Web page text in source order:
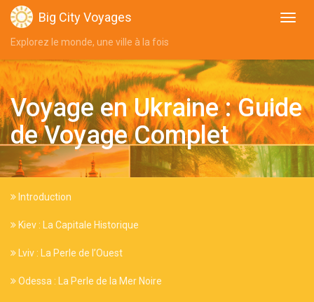
Big City Voyages
Explorez le monde, une ville à la fois
Voyage en Ukraine : Guide
de Voyage Complet
Introduction
Kiev : La Capitale Historique
Lviv : La Perle de l’Ouest
Odessa : La Perle de la Mer Noire